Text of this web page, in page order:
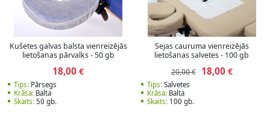
Kušetes galvas balsta vienreizējās
lietošanas pārvalks - 50 gb
18,00 €
Tips:Pārsegs
Krāsa:Balta
Skaits:50 gb.
Sejas cauruma vienreizējās
lietošanas salvetes - 100 gb
20,00 €
18,00€
Tips: Salvetes
Krāsa: Balta
Skaits: 100 gb.